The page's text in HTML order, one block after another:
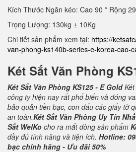
Kích Thước Ngăn kéo: Cao 90 * Rộng
Trọng Lượng: 130kg ± 10Kg
Chi tiết sản phẩm xem tại: https://
van-phong-ks140b-series-e-korea-cao-
Két Sắt Văn Phòng
Két Sắt Văn Phòng KS125 - E Gold
công ty hiện nay rất phổ biến và đóng
bảo quản tiền bạc, con dấu các giấy tờ
an toàn.Két Sắt Văn Phòng Uy Tín
Sắt WelKo cho ra mắt dòng sản phẩm
đầy đủ tính năng và tiện ích. Hotline:
bạc chính hãng - Ưu đãi 50%